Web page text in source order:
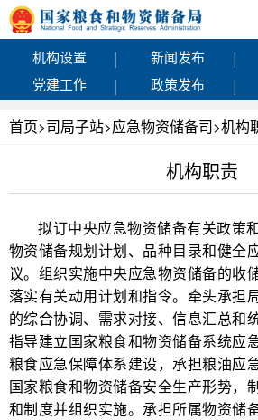
机构设置 | 新闻发布 |
党建工作
| 政策发布 |
首页>司局子站>应急物资储备司>机构
机构职责
拟订中央应急物资储备有关政策
物资储备规划计划、品种目录和健全
议。组织实施中央应急物资储备的收
落实有关动用计划和指令。牵头承担
的综合协调、需求对接、信息汇总和
指导建立国家粮食和物资储备系统应
粮食应急保障体系建设，承担粮油应
国家粮食和物资储备安全生产形势，
和制度并组织实施。承担所属物资储